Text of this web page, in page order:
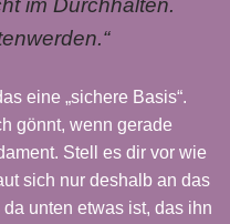
im Durchhalten.
eine „sichere Basis“.
gönnt, wenn gerade
Stell es dir vor wie
sich nur deshalb an das
unten etwas ist, das ihn